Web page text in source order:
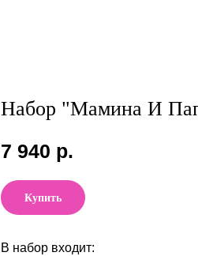
Набор "Мамина И
7 940 р.
Купить
В набор входит: